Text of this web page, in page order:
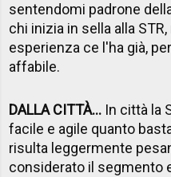
sentendomi padrone
chi inizia in sella alla
esperienza ce l'ha già,
affabile.
DALLA CITTÀ... In città la
facile e agile quanto
risulta leggermente
considerato il segmento